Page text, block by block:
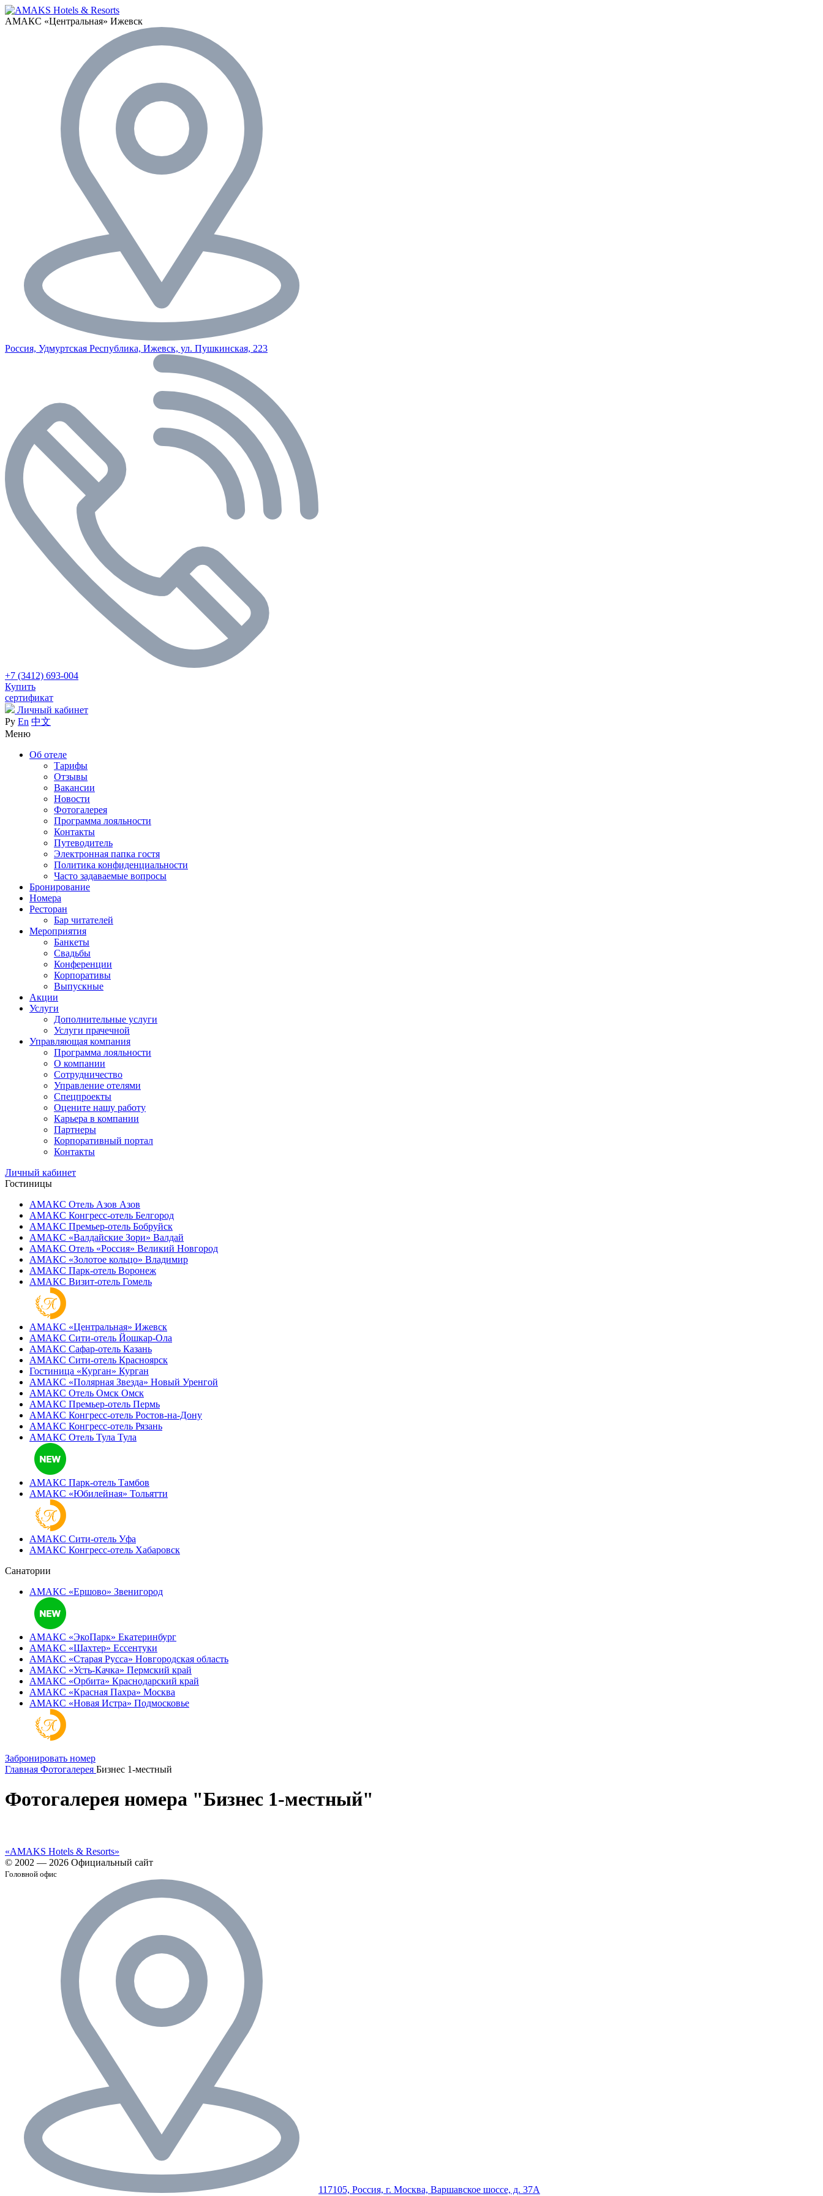
АМАКС «‎Центральная» Ижевск
Россия, Удмуртская Республика, Ижевск, ул. Пушкинская, 223
+7 (3412) 693-004
Купить
сертификат
Личный кабинет
Ру En 中文
Меню
Об отеле
Тарифы
Отзывы
Вакансии
Новости
Фотогалерея
Программа лояльности
Контакты
Путеводитель
Электронная папка гостя
Политика конфиденциальности
Часто задаваемые вопросы
Бронирование
Номера
Ресторан
Бар читателей
Мероприятия
Банкеты
Свадьбы
Конференции
Корпоративы
Выпускные
Акции
Услуги
Дополнительные услуги
Услуги прачечной
Управляющая компания
Программа лояльности
О компании
Сотрудничество
Управление отелями
Спецпроекты
Оцените нашу работу
Карьера в компании
Партнеры
Корпоративный портал
Контакты
Личный кабинет
Гостиницы
АМАКС Отель ‎Азов Азов
АМАКС Конгресс-отель Белгород
АМАКС Премьер-отель Бобруйск
АМАКС «‎Валдайские Зори» Валдай
АМАКС Отель «‎Россия» Великий Новгород
АМАКС «‎Золотое кольцо» Владимир
АМАКС Парк-отель Воронеж
АМАКС Визит-отель Гомель
АМАКС «‎Центральная» Ижевск
АМАКС Сити-отель Йошкар-Ола
АМАКС Сафар-отель Казань
АМАКС Сити-отель Красноярск
Гостиница «‎Курган» Курган
АМАКС «Полярная Звезда» Новый Уренгой
АМАКС Отель ‎Омск Омск
АМАКС Премьер-отель Пермь
АМАКС Конгресс-отель Ростов-на-Дону
АМАКС Конгресс-отель Рязань
АМАКС Отель Тула Тула
АМАКС Парк-отель Тамбов
АМАКС «‎Юбилейная» Тольятти
АМАКС Сити-отель Уфа
АМАКС Конгресс-отель Хабаровск
Санатории
АМАКС «Ершово» Звенигород
АМАКС «ЭкоПарк» Екатеринбург
АМАКС «‎Шахтер» Ессентуки
АМАКС «‎Старая Русса» Новгородская область
АМАКС «‎Усть-Качка» Пермский край
АМАКС «‎Орбита» Краснодарский край
АМАКС «‎Красная Пахра» Москва
АМАКС «‎Новая Истра» Подмосковье
Забронировать номер
Главная Фотогалерея Бизнес 1-местный
Фотогалерея номера "Бизнес 1-местный"
«AMAKS Hotels & Resorts»
© 2002 — 2026 Официальный сайт
Головной офис
117105, Россия, г. Москва, Варшавское шоссе, д. 37А